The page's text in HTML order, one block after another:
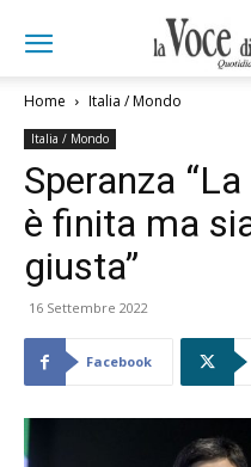
Home Italia / Mondo
Italia / Mondo
Speranza
è finita ma
giusta”
16 Settembre 2022
Facebook